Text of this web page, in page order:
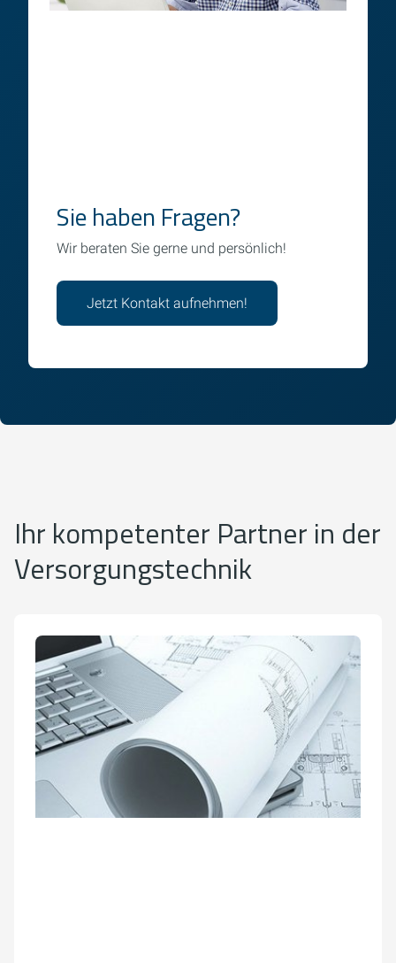
Sie haben Fragen?
Wir beraten Sie gerne und persönlich!
Jetzt Kontakt aufnehmen!
Ihr kompetenter Partner in der
Versorgungstechnik